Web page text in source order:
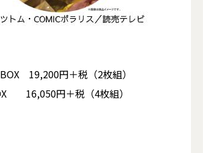
BOX 19,200円＋税（2枚組）
16,050円＋税（4枚組）